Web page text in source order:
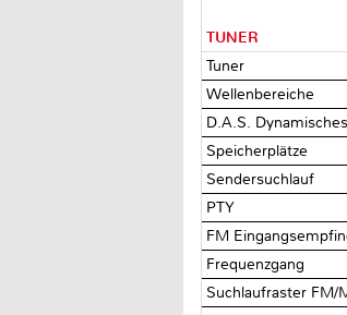
TUNER
Tuner
Wellenbereiche
D.A.S.
Speicherplätze
Sendersuchlauf
PTY
FM
Frequenzgang
Suchlaufraster FM/